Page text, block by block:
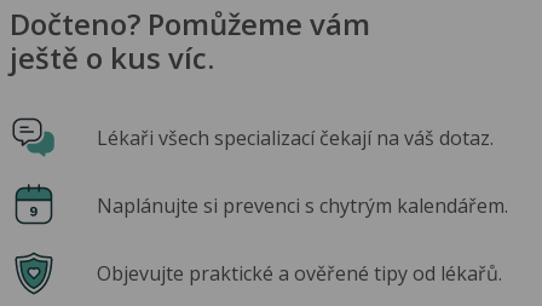
Dočteno? Pomůžeme vám
ještě o kus víc.
Lékaři všech specializací čekají na váš dotaz.
Naplánujte si prevenci s chytrým kalendářem.
Objevujte praktické a ověřené tipy od lékařů.